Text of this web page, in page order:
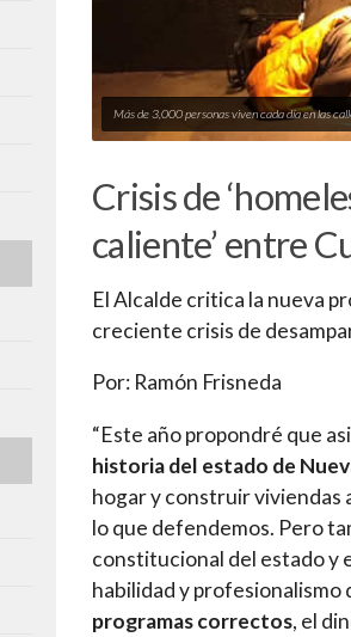
Más de 3,000 personas viven cada día en las
Crisis de
caliente’ entre
El Alcalde critica la nueva
creciente crisis de
Por: Ramón Frisneda
“Este año propondré que
historia del estado de
hogar y construir viviendas
lo que defendemos. Pero
constitucional del estado y
habilidad y profesionalismo
programas correctos, el